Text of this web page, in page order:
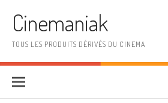
Cinemaniak
TOUS LES PRODUITS DÉRIVÉS DU CINEMA